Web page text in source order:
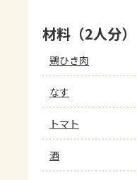
材料（2人分）
鶏ひき肉
なす
トマト
酒